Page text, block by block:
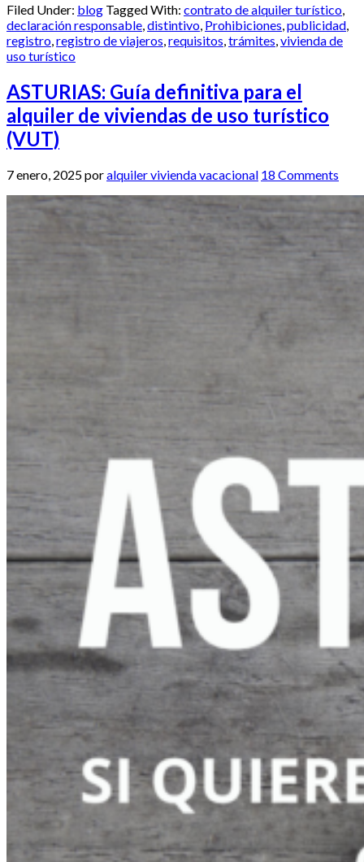
Filed Under: blog Tagged With: contrato de alquiler turístico
declaración responsable distintivo Prohibiciones publicidad
registro registro de viajeros requisitos trámites vivienda de
uso turístico
ASTURIAS: Guía definitiva para el
alquiler de viviendas de uso turístico
(VUT)
7 enero, 2025poralquiler vivienda vacacional 18 Comments